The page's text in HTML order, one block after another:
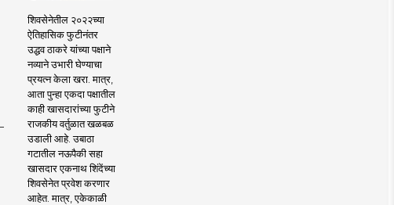
शिवसेनेतील २०२२च्या
ऐतिहासिक फुटीनंतर
उद्धव ठाकरे यांच्या पक्षाने
नव्याने उभारी घेण्याचा
प्रयत्न केला खरा. मात्र,
आता पुन्हा एकदा पक्षातील
काही खासदारांच्या फुटीने
राजकीय वर्तुळात खळबळ
उडाली आहे. उबाठा
गटातील नऊपैकी सहा
खासदार एकनाथ शिंदेंच्या
शिवसेनेत प्रवेश करणार
आहेत. मात्र, एकेकाळी